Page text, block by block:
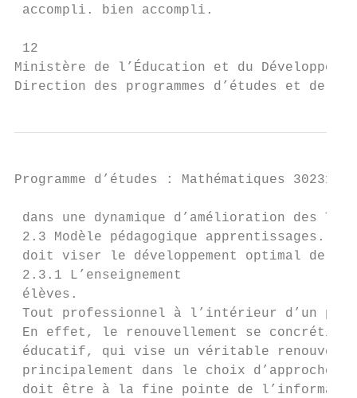
accompli. bien accompli.
12
Ministère de l’Éducation et du
Direction des programmes d’études et de
Programme d’études : Mathématiques
dans une dynamique d’amélioration des
2.3 Modèle pédagogique apprentissages.
doit viser le développement optimal de
2.3.1 L’enseignement
élèves.
Tout professionnel à l’intérieur d’un
En effet, le renouvellement se concrétise
éducatif, qui vise un véritable
principalement dans le choix d’approches
doit être à la fine pointe de